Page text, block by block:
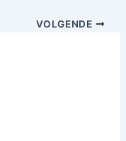
VOLGENDE